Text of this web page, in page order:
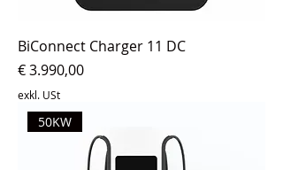
BiConnect Charger 11 DC
Preis
€ 3.990,00
exkl. USt
50KW